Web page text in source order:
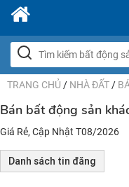
TRANG CHỦ / NHÀ ĐẤT /
Bán bất động sản
Giá Rẻ, Cập Nhật T08/2026
Danh sách tin đăng